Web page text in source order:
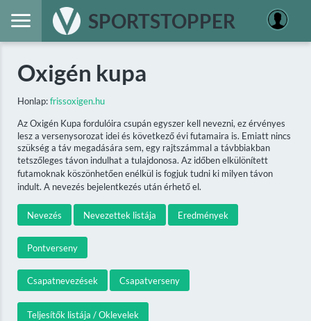
SPORTSTOPPER
Oxigén kupa
Honlap:frissoxigen.hu
Az Oxigén Kupa fordulóira csupán egyszer kell nevezni, ez érvényes
lesz a versenysorozat idei és következő évi futamaira is. Emiatt nincs
szükség a táv megadására sem, egy rajtszámmal a távbbiakban
tetszőleges távon indulhat a tulajdonosa. Az időben elkülönített
futamoknak köszönhetően enélkül is fogjuk tudni ki milyen távon
indult. A nevezés bejelentkezés után érhető el.
Nevezés Nevezettek listája Eredmények
Pontverseny
Csapatnevezések Csapatverseny
Teljesítők listája / Oklevelek